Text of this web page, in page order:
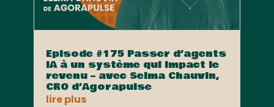
Episode #175 Passer d’agents
IA à un système qui impact le
revenu – avec Selma Chauvin,
CRO d’Agorapulse
lire plus